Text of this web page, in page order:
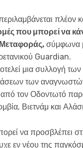
πλέον
που μπορεί να
σύμφωνα
Guardian.
μια συλλογή
των
τον Οδοντωτό
Βιετνάμ και
να προσβλέπει
εν νέου της